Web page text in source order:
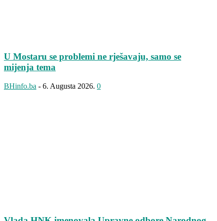
U Mostaru se problemi ne rješavaju, samo se
mijenja tema
BHinfo.ba - 6. Augusta 2026. 0